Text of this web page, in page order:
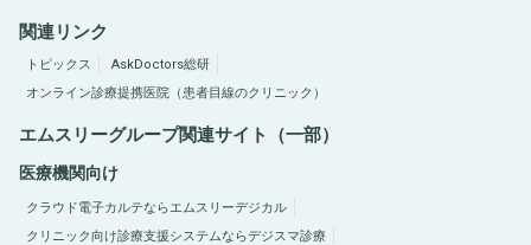
関連リンク
トピックス
AskDoctors総研
オンライン診療提携医院（患者目線のクリニック）
エムスリーグループ関連サイト（一部）
医療機関向け
クラウド電子カルテならエムスリーデジカル
クリニック向け診療支援システムならデジスマ診療